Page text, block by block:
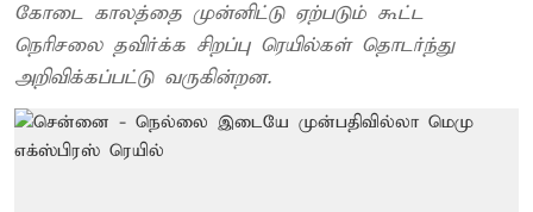
கோடை காலத்தை முன்னிட்டு ஏற்படும் கூட்ட
நெரிசலை தவிர்க்க சிறப்பு ரெயில்கள் தொடர்ந்து
அறிவிக்கப்பட்டு வருகின்றன.